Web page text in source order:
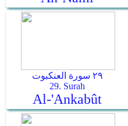
٢٩ سورة العنكبوت
29. Surah
Al-'Ankabût